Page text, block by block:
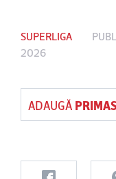
SUPERLIGA
2026
ADAUGĂ